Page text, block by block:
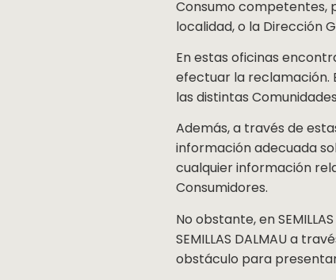
Consumo competentes,
localidad, o la Dirección
En estas oficinas
efectuar la reclamación.
las distintas
Además, a través de
información adecuada
cualquier información
Consumidores.
No obstante, en
SEMILLAS DALMAU a
obstáculo para